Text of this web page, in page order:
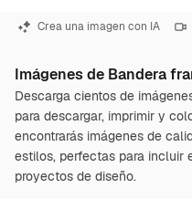
Crea una imagen con IA
Imágenes de Bandera
Descarga cientos de
para descargar, imprimir y
encontrarás imágenes de
estilos, perfectas para incluir
proyectos de diseño.